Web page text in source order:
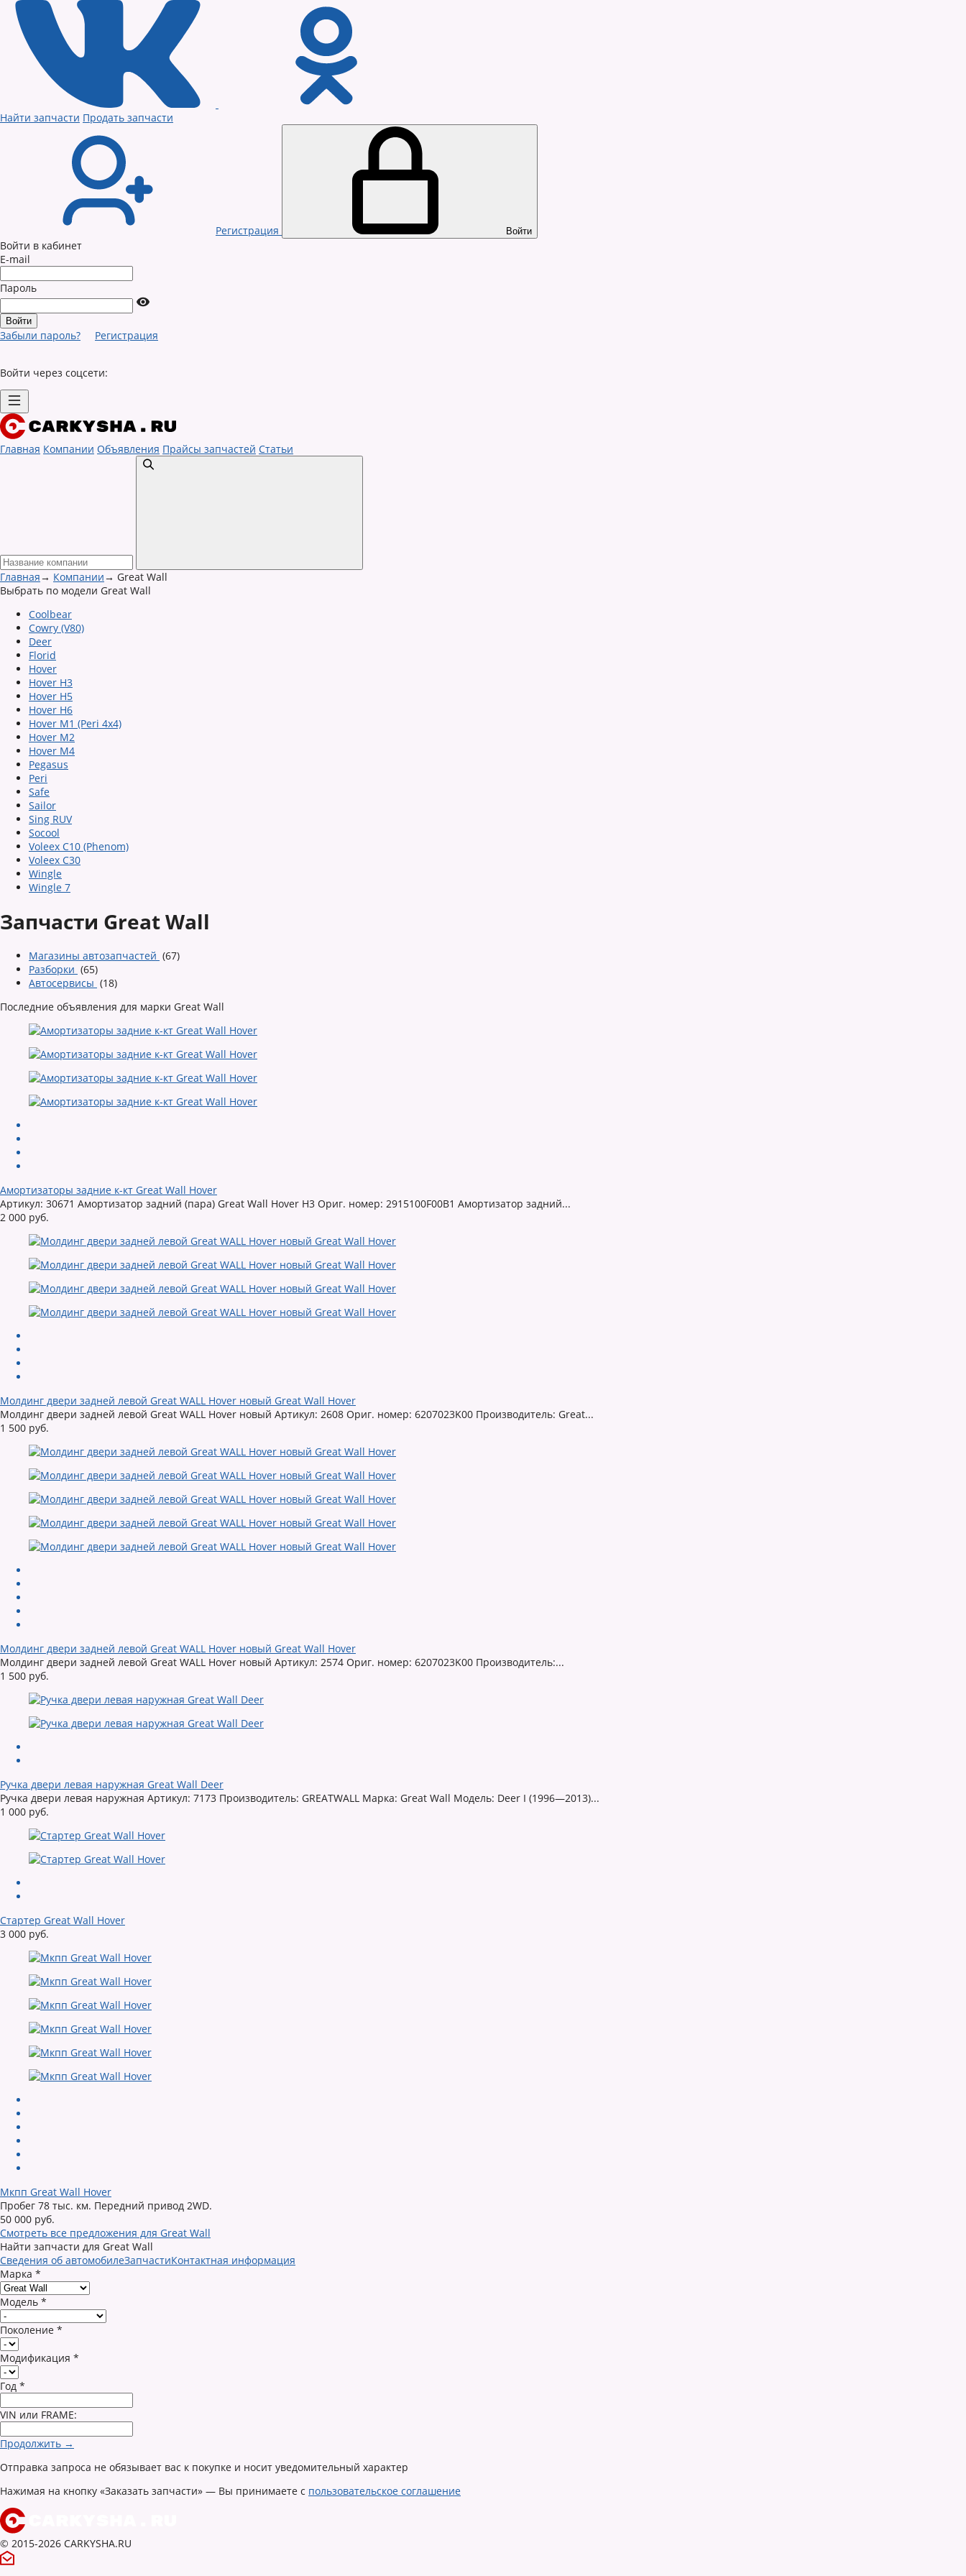
Найти запчасти Продать запчасти
Регистрация Войти
Войти в кабинет
E-mail
Пароль
Забыли пароль? Регистрация
Войти через соцсети:
Главная Компании Объявления Прайсы запчастей Статьи
Главная→ Компании→ Great Wall
Выбрать по модели Great Wall
Coolbear
Cowry (V80)
Deer
Florid
Hover
Hover H3
Hover H5
Hover H6
Hover M1 (Peri 4x4)
Hover M2
Hover M4
Pegasus
Peri
Safe
Sailor
Sing RUV
Socool
Voleex C10 (Phenom)
Voleex C30
Wingle
Wingle 7
Запчасти Great Wall
Магазины автозапчастей (67)
Разборки (65)
Автосервисы (18)
Последние объявления для марки Great Wall
Амортизаторы задние к-кт Great Wall Hover
Артикул: 30671 Амортизатор задний (пара) Great Wall Hover H3 Ориг. номер: 2915100F00B1 Амортизатор задний...
2 000 руб.
Молдинг двери задней левой Great WALL Hover новый Great Wall Hover
Молдинг двери задней левой Great WALL Hover новый Артикул: 2608 Ориг. номер: 6207023K00 Производитель: Great...
1 500 руб.
Молдинг двери задней левой Great WALL Hover новый Great Wall Hover
Молдинг двери задней левой Great WALL Hover новый Артикул: 2574 Ориг. номер: 6207023K00 Производитель:...
1 500 руб.
Ручка двери левая наружная Great Wall Deer
Ручка двери левая наружная Артикул: 7173 Производитель: GREATWALL Марка: Great Wall Модель: Deer I (1996—2013)...
1 000 руб.
Стартер Great Wall Hover
3 000 руб.
Мкпп Great Wall Hover
Пробег 78 тыс. км. Передний привод 2WD.
50 000 руб.
Смотреть все предложения для Great Wall
Найти запчасти для Great Wall
Сведения об автомобилеЗапчастиКонтактная информация
Марка *
Модель *
Поколение *
Модификация *
Год *
VIN или FRAME:
Продолжить →
Отправка запроса не обязывает вас к покупке и носит уведомительный характер
Нажимая на кнопку «Заказать запчасти» — Вы принимаете с пользовательское соглашение
© 2015-2026 CARKYSHA.RU